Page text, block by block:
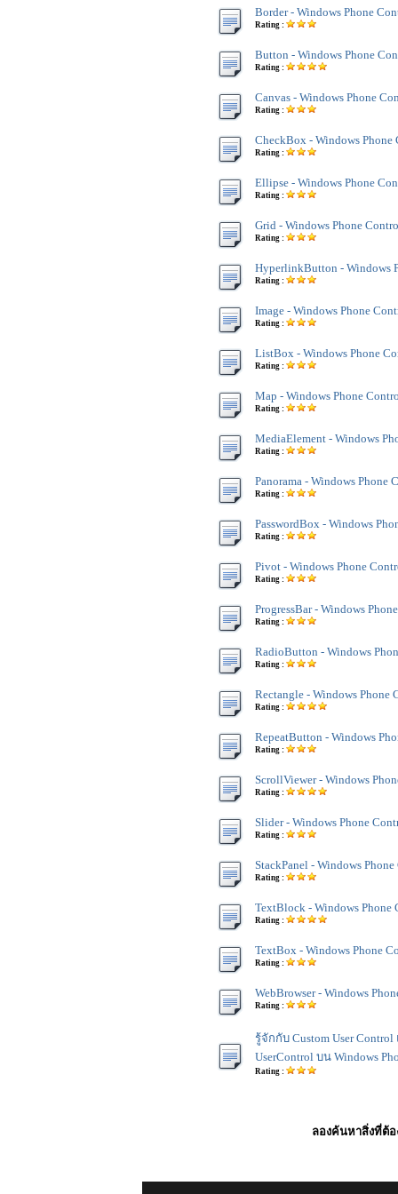
Border - Windows Phone
Rating :
Button - Windows Phone
Rating :
Canvas - Windows Phone
Rating :
CheckBox - Windows Phone
Rating :
Ellipse - Windows Phone
Rating :
Grid - Windows Phone
Rating :
HyperlinkButton - Windows
Rating :
Image - Windows Phone
Rating :
ListBox - Windows Phone
Rating :
Map - Windows Phone
Rating :
MediaElement - Windows
Rating :
Panorama - Windows Phone
Rating :
PasswordBox - Windows
Rating :
Pivot - Windows Phone
Rating :
ProgressBar - Windows
Rating :
RadioButton - Windows
Rating :
Rectangle - Windows Phone
Rating :
RepeatButton - Windows
Rating :
ScrollViewer - Windows
Rating :
Slider - Windows Phone
Rating :
StackPanel - Windows
Rating :
TextBlock - Windows Phone
Rating :
TextBox - Windows Phone
Rating :
WebBrowser - Windows
Rating :
รู้จักกับ Custom User
UserControl บน Windows
Rating :
ลองค้นหาสิ่งที่ต้อ